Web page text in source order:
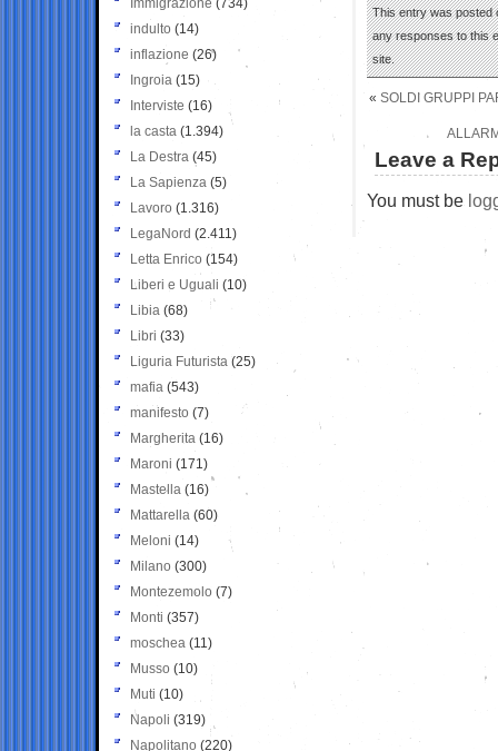
This entry was posted
any responses to this
site.
« SOLDI GRUPPI
Leave a
You must be
Immigrazione (734)
indulto (14)
inflazione (26)
Ingroia (15)
Interviste (16)
la casta (1.394)
La Destra (45)
La Sapienza (5)
Lavoro (1.316)
LegaNord (2.411)
Letta Enrico (154)
Liberi e Uguali (10)
Libia (68)
Libri (33)
Liguria Futurista (25)
mafia (543)
manifesto (7)
Margherita (16)
Maroni (171)
Mastella (16)
Mattarella (60)
Meloni (14)
Milano (300)
Montezemolo (7)
Monti (357)
moschea (11)
Musso (10)
Muti (10)
Napoli (319)
Napolitano (220)